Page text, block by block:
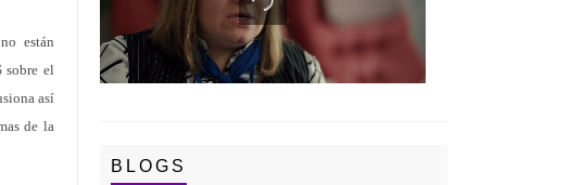
están
sobre el
así
de la
BLOGS